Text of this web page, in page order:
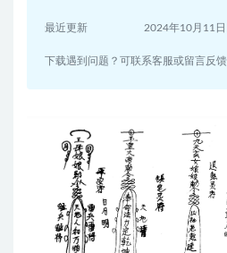
最近更新 2024年10月11日
下载遇到问题？可联系客服或留言反馈